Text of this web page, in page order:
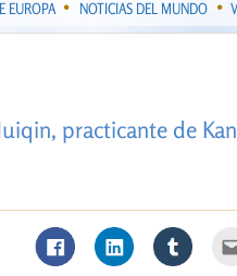
EUROPA NOTICIAS DEL MUNDO
practicante de